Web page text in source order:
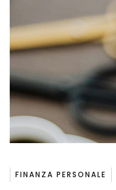
FINANZA PERSONALE